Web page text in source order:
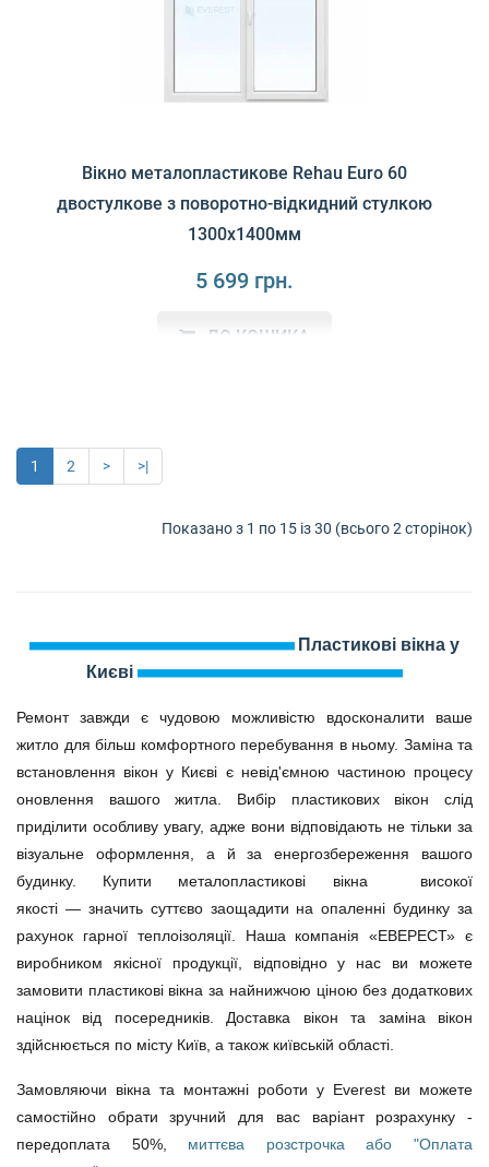
Вікно металопластикове Rehau Euro 60
двостулкове з поворотно-відкидний стулкою
1300х1400мм
5 699 грн.
ДО КОШИКА
1
2 > >|
Показано з 1 по 15 із 30 (всього 2 сторінок)
Пластикові вікна у
Києві
Ремонт завжди є чудовою можливістю вдосконалити ваше
житло для більш комфортного перебування в ньому. Заміна та
встановлення вікон у Києві є невід'ємною частиною процесу
оновлення вашого житла. Вибір пластикових вікон слід
приділити особливу увагу, адже вони відповідають не тільки за
візуальне оформлення, а й за енергозбереження вашого
будинку. Купити металопластикові вікна високої
якості — значить суттєво заощадити на опаленні будинку за
рахунок гарної теплоізоляції. Наша компанія «ЕВЕРЕСТ» є
виробником якісної продукції, відповідно у нас ви можете
замовити пластикові вікна за найнижчою ціною без додаткових
націнок від посередників. Доставка вікон та заміна вікон
здійснюється по місту Київ, а також київській області.
Замовляючи вікна та монтажні роботи у Everest ви можете
самостійно обрати зручний для вас варіант розрахунку -
передоплата 50%, миттєва розстрочка або "Оплата